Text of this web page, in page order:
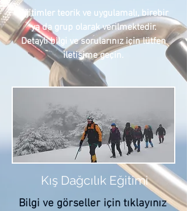
Eğitimler teorik ve uygulamalı, birebir
ya da grup olarak verilmektedir.
Detaylı bilgi ve sorularınız için lütfen
iletişime geçin.
Kış Dağcılık Eğitimi
Bilgi ve görseller için tıklayınız